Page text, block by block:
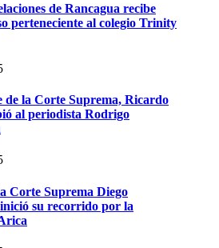
de Rancagua recibe
perteneciente al colegio Trinity
de la Corte Suprema, Ricardo
al periodista Rodrigo
Corte Suprema Diego
su recorrido por la